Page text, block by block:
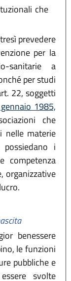
che
prevedere
per la
sanitarie a
per studi
22, soggetti
1985,
che
nelle materie
i
competenza
organizzative
benessere
le funzioni
pubbliche e
svolte